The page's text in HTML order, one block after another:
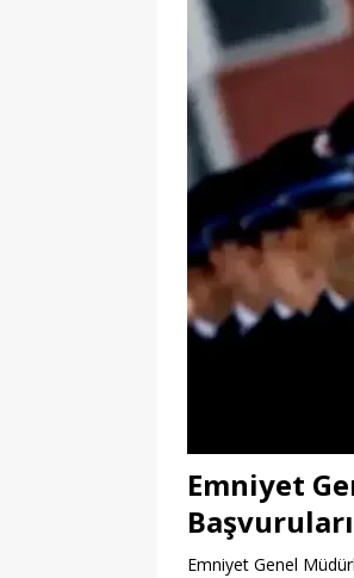
Emniyet
Emniyet Genel